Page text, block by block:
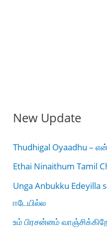
New Update
Thudhigal Oyaadhu –
Ethai Ninaithum Tamil
Unga Anbukku Edeyilla
ஈடேயில்ல
உம் பிரசன்னம்